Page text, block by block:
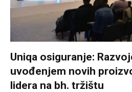
Uniqa osiguranje:
uvođenjem novih
lidera na bh. tržištu